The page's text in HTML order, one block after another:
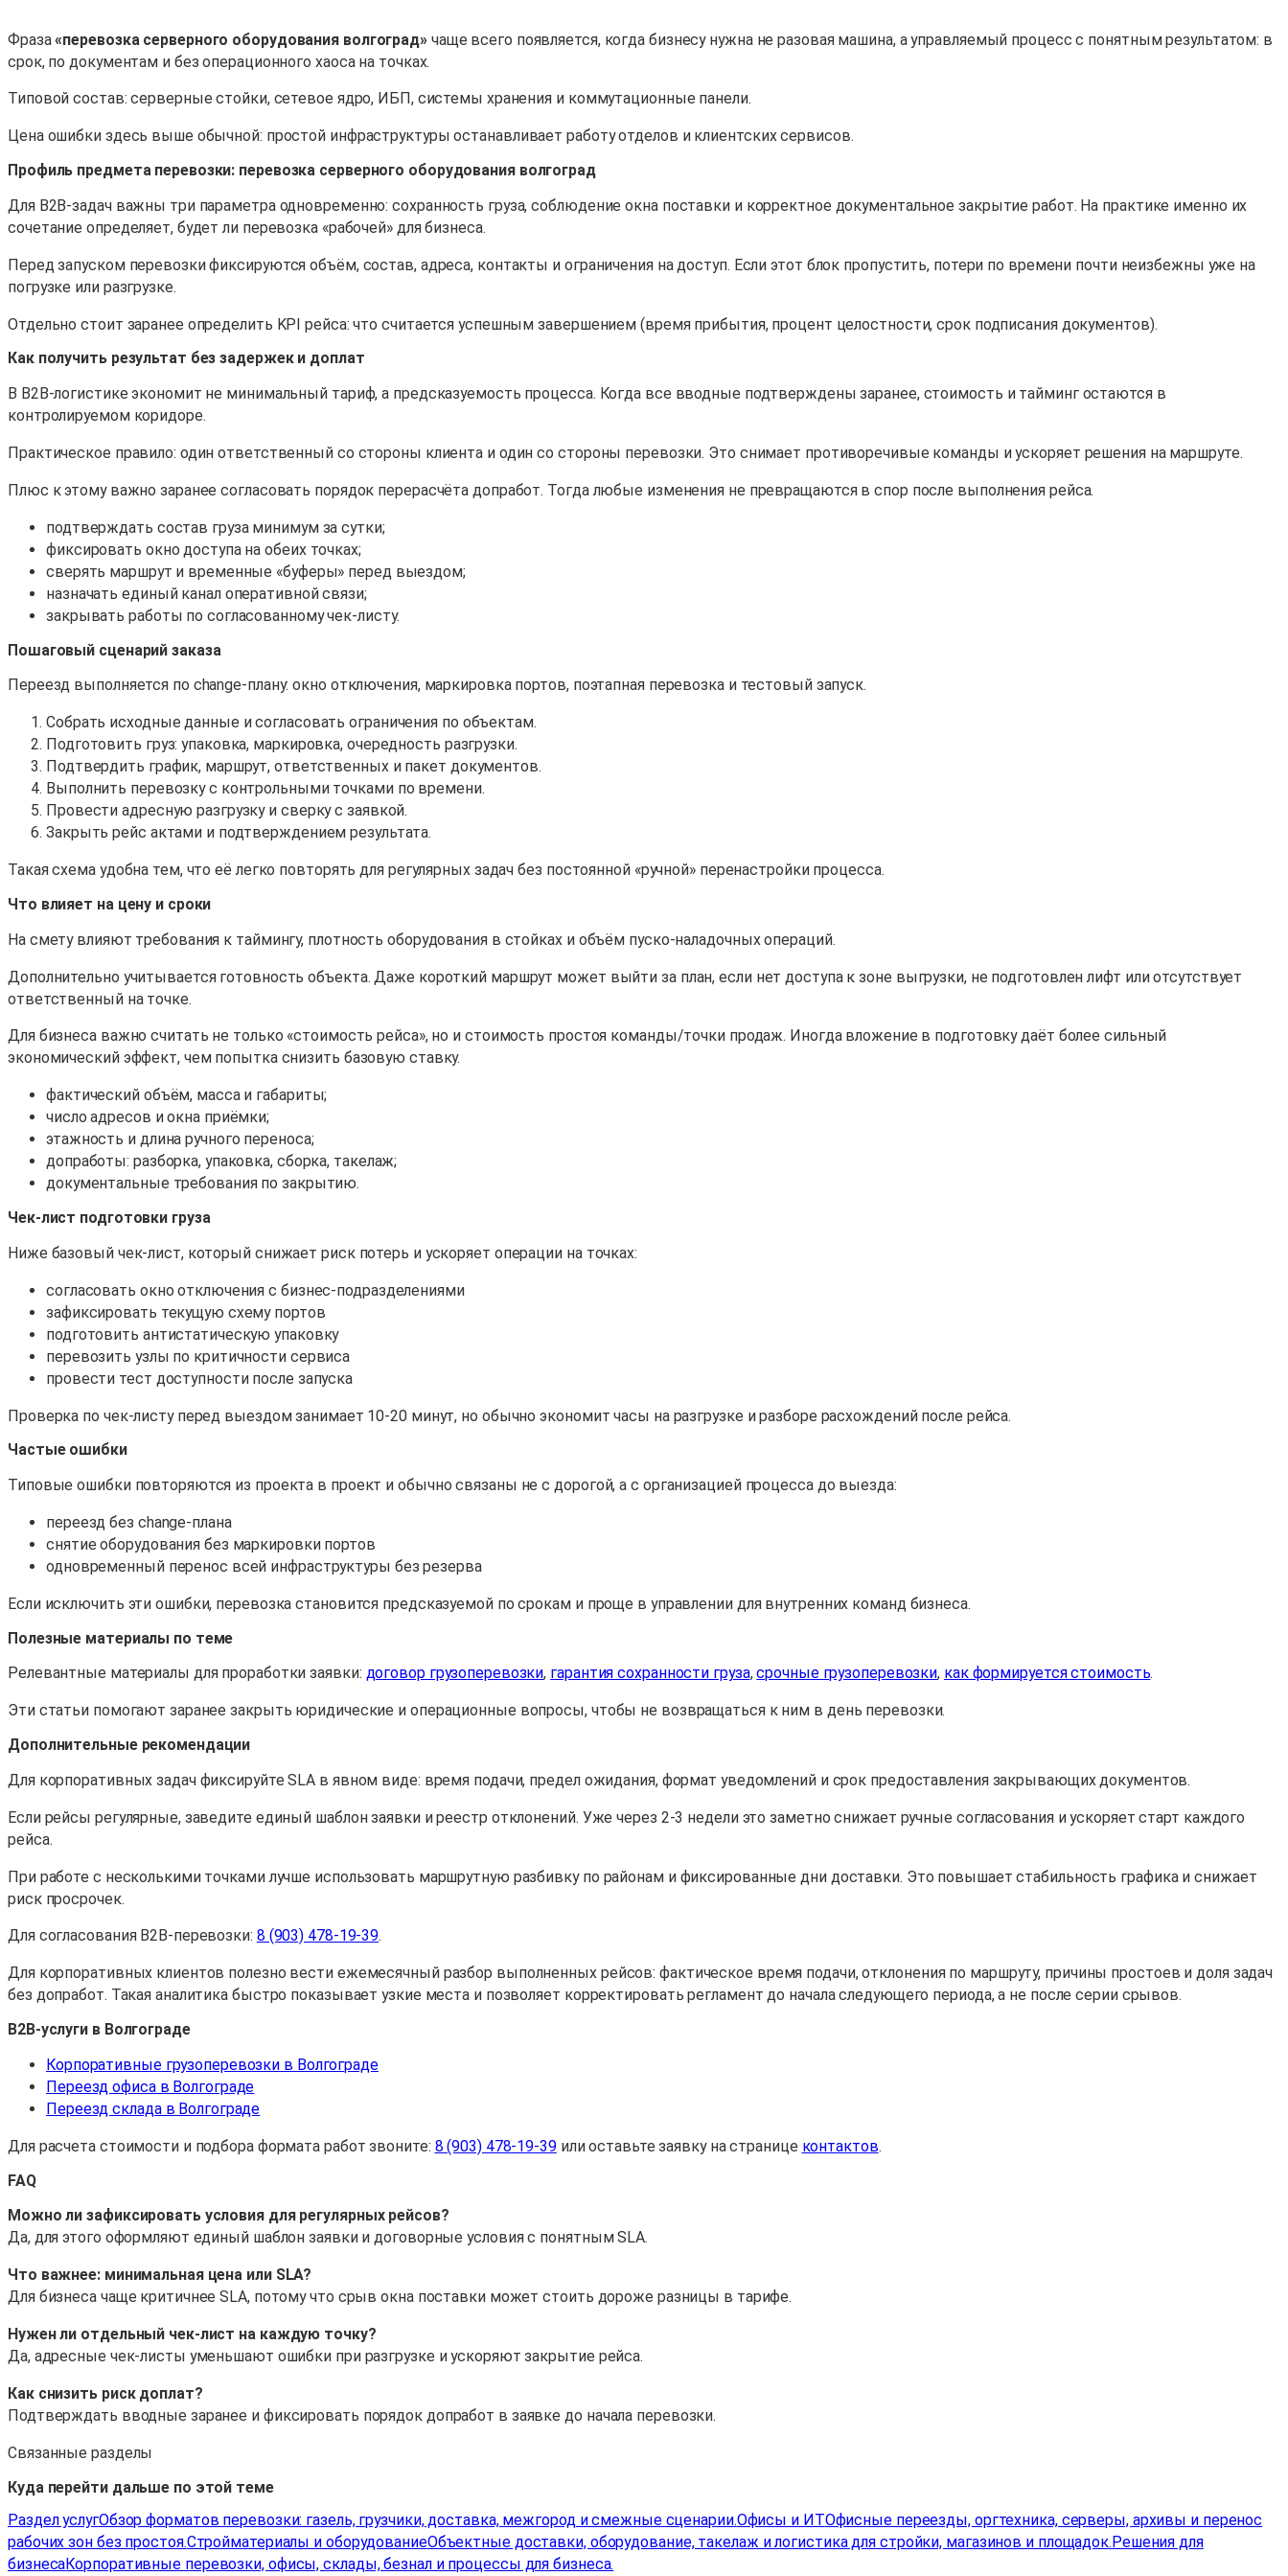
Фраза«перевозка серверного оборудования волгоград»чаще всего появляется, когда бизнесу нужна не разовая машина, а управляемый процесс с понятным результатом: в
срок, по документам и без операционного хаоса на точках.
Типовой состав: серверные стойки, сетевое ядро, ИБП, системы хранения и коммутационные панели.
Цена ошибки здесь выше обычной: простой инфраструктуры останавливает работу отделов и клиентских сервисов.
Профиль предмета перевозки: перевозка серверного оборудования волгоград
Для B2B-задач важны три параметра одновременно: сохранность груза, соблюдение окна поставки и корректное документальное закрытие работ. На практике именно их
сочетание определяет, будет ли перевозка «рабочей» для бизнеса.
Перед запуском перевозки фиксируются объём, состав, адреса, контакты и ограничения на доступ. Если этот блок пропустить, потери по времени почти неизбежны уже на
погрузке или разгрузке.
Отдельно стоит заранее определить KPI рейса: что считается успешным завершением (время прибытия, процент целостности, срок подписания документов).
Как получить результат без задержек и доплат
В B2B-логистике экономит не минимальный тариф, а предсказуемость процесса. Когда все вводные подтверждены заранее, стоимость и тайминг остаются в
контролируемом коридоре.
Практическое правило: один ответственный со стороны клиента и один со стороны перевозки. Это снимает противоречивые команды и ускоряет решения на маршруте.
Плюс к этому важно заранее согласовать порядок перерасчёта допработ. Тогда любые изменения не превращаются в спор после выполнения рейса.
подтверждать состав груза минимум за сутки;
фиксировать окно доступа на обеих точках;
сверять маршрут и временные «буферы» перед выездом;
назначать единый канал оперативной связи;
закрывать работы по согласованному чек-листу.
Пошаговый сценарий заказа
Переезд выполняется по change-плану: окно отключения, маркировка портов, поэтапная перевозка и тестовый запуск.
Собрать исходные данные и согласовать ограничения по объектам.
Подготовить груз: упаковка, маркировка, очередность разгрузки.
Подтвердить график, маршрут, ответственных и пакет документов.
Выполнить перевозку с контрольными точками по времени.
Провести адресную разгрузку и сверку с заявкой.
Закрыть рейс актами и подтверждением результата.
Такая схема удобна тем, что её легко повторять для регулярных задач без постоянной «ручной» перенастройки процесса.
Что влияет на цену и сроки
На смету влияют требования к таймингу, плотность оборудования в стойках и объём пуско-наладочных операций.
Дополнительно учитывается готовность объекта. Даже короткий маршрут может выйти за план, если нет доступа к зоне выгрузки, не подготовлен лифт или отсутствует
ответственный на точке.
Для бизнеса важно считать не только «стоимость рейса», но и стоимость простоя команды/точки продаж. Иногда вложение в подготовку даёт более сильный
экономический эффект, чем попытка снизить базовую ставку.
фактический объём, масса и габариты;
число адресов и окна приёмки;
этажность и длина ручного переноса;
допработы: разборка, упаковка, сборка, такелаж;
документальные требования по закрытию.
Чек-лист подготовки груза
Ниже базовый чек-лист, который снижает риск потерь и ускоряет операции на точках:
согласовать окно отключения с бизнес-подразделениями
зафиксировать текущую схему портов
подготовить антистатическую упаковку
перевозить узлы по критичности сервиса
провести тест доступности после запуска
Проверка по чек-листу перед выездом занимает 10-20 минут, но обычно экономит часы на разгрузке и разборе расхождений после рейса.
Частые ошибки
Типовые ошибки повторяются из проекта в проект и обычно связаны не с дорогой, а с организацией процесса до выезда:
переезд без change-плана
снятие оборудования без маркировки портов
одновременный перенос всей инфраструктуры без резерва
Если исключить эти ошибки, перевозка становится предсказуемой по срокам и проще в управлении для внутренних команд бизнеса.
Полезные материалы по теме
Релевантные материалы для проработки заявки: договор грузоперевозки, гарантия сохранности груза,срочные грузоперевозки, как формируется стоимость.
Эти статьи помогают заранее закрыть юридические и операционные вопросы, чтобы не возвращаться к ним в день перевозки.
Дополнительные рекомендации
Для корпоративных задач фиксируйте SLA в явном виде: время подачи, предел ожидания, формат уведомлений и срок предоставления закрывающих документов.
Если рейсы регулярные, заведите единый шаблон заявки и реестр отклонений. Уже через 2-3 недели это заметно снижает ручные согласования и ускоряет старт каждого
рейса.
При работе с несколькими точками лучше использовать маршрутную разбивку по районам и фиксированные дни доставки. Это повышает стабильность графика и снижает
риск просрочек.
Для согласования B2B-перевозки: 8 (903) 478-19-39.
Для корпоративных клиентов полезно вести ежемесячный разбор выполненных рейсов: фактическое время подачи, отклонения по маршруту, причины простоев и доля задач
без допработ. Такая аналитика быстро показывает узкие места и позволяет корректировать регламент до начала следующего периода, а не после серии срывов.
B2B-услуги в Волгограде
Корпоративные грузоперевозки в Волгограде
Переезд офиса в Волгограде
Переезд склада в Волгограде
Для расчета стоимости и подбора формата работ звоните: 8 (903) 478-19-39или оставьте заявку на странице контактов.
FAQ
Можно ли зафиксировать условия для регулярных рейсов?
Да, для этого оформляют единый шаблон заявки и договорные условия с понятным SLA.
Что важнее: минимальная цена или SLA?
Для бизнеса чаще критичнее SLA, потому что срыв окна поставки может стоить дороже разницы в тарифе.
Нужен ли отдельный чек-лист на каждую точку?
Да, адресные чек-листы уменьшают ошибки при разгрузке и ускоряют закрытие рейса.
Как снизить риск доплат?
Подтверждать вводные заранее и фиксировать порядок допработ в заявке до начала перевозки.
Связанные разделы
Куда перейти дальше по этой теме
Раздел услугОбзор форматов перевозки: газель, грузчики, доставка, межгород и смежные сценарии.Офисы и ИТОфисные переезды, оргтехника, серверы, архивы и перенос
рабочих зон без простоя.Стройматериалы и оборудованиеОбъектные доставки, оборудование, такелаж и логистика для стройки, магазинов и площадок.Решения для
бизнесаКорпоративные перевозки, офисы, склады, безнал и процессы для бизнеса.